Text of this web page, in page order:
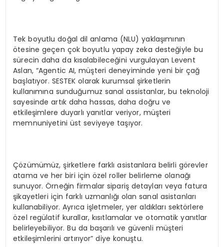
Tek boyutlu doğal dil anlama (NLU) yaklaşımının
ötesine geçen çok boyutlu yapay zeka desteğiyle bu
sürecin daha da kısalabileceğini vurgulayan Levent
Aslan, “Agentic AI, müşteri deneyiminde yeni bir çağ
başlatıyor. SESTEK olarak kurumsal şirketlerin
kullanımına sunduğumuz sanal assistanlar, bu teknoloji
sayesinde artık daha hassas, daha doğru ve
etkileşimlere duyarlı yanıtlar veriyor, müşteri
memnuniyetini üst seviyeye taşıyor.
Çözümümüz, şirketlere farklı asistanlara belirli görevler
atama ve her biri için özel roller belirleme olanağı
sunuyor. Örneğin firmalar sipariş detayları veya fatura
şikayetleri için farklı uzmanlığı olan sanal asistanları
kullanabiliyor. Ayrıca işletmeler, yer aldıkları sektörlere
özel regülatif kurallar, kısıtlamalar ve otomatik yanıtlar
belirleyebiliyor. Bu da başarılı ve güvenli müşteri
etkileşimlerini artırıyor” diye konuştu.